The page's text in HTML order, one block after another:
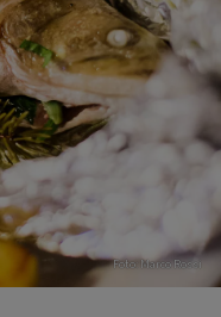
Foto: Marco Rossi